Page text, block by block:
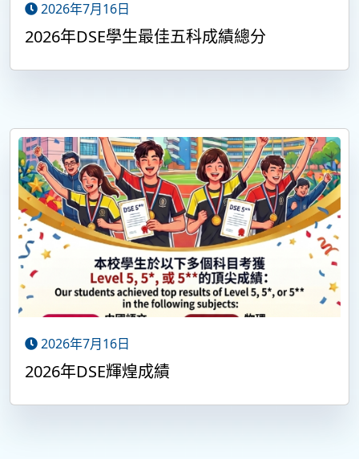
2026年7月16日
2026年DSE學生最佳五科成績總分
2026年7月16日
2026年DSE輝煌成績